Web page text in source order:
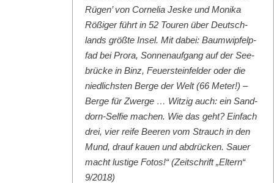
Rügen’ von Cor­nelia Jeske und Moni­ka
Rößiger führt in 52 Touren über Deutsch­
lands größte Insel. Mit dabei: Baumwipfelp­
fad bei Pro­ra, Son­nenauf­gang auf der See­
brücke in Binz, Feuer­ste­in­felder oder die
niedlich­sten Berge der Welt (66 Meter!) –
Berge für Zwerge … Witzig auch: ein Sand­
dorn-Self­ie machen. Wie das geht? Ein­fach
drei, vier reife Beeren vom Strauch in den
Mund, drauf kauen und abdrück­en. Sauer
macht lustige Fotos!“ (Zeitschrift „Eltern“
9/2018)